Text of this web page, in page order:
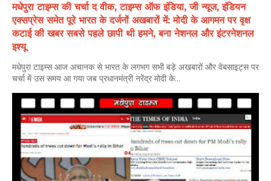
मधेपुरा टाइम्स की चर्चा द वीक, टाइम्स ऑफ इंडिया, जी न्यूज, इंडियन
एक्सप्रेस समेत पूरे भारत के दर्जनों अखबारों में: मोदी के आगमन पर वृक्ष
कटाई की खबर सबसे पहले छापी थी हमने, बना नेशनल और इंटरनेशनल
इश्यू
मधेपुरा टाइम्स आज अचानक से भारत के लगभग सभी बड़े अखबारों और वेबसाइट्स पर
चर्चा में उस समय आ गया जब प्रधानमंत्री नरेंद्र मोदी के...